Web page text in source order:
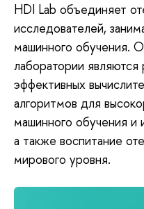
HDI Lab объединяет
исследователей,
машинного обучения.
лаборатории являются
эффективных
алгоритмов для
машинного обучения и
а также воспитание
мирового уровня.